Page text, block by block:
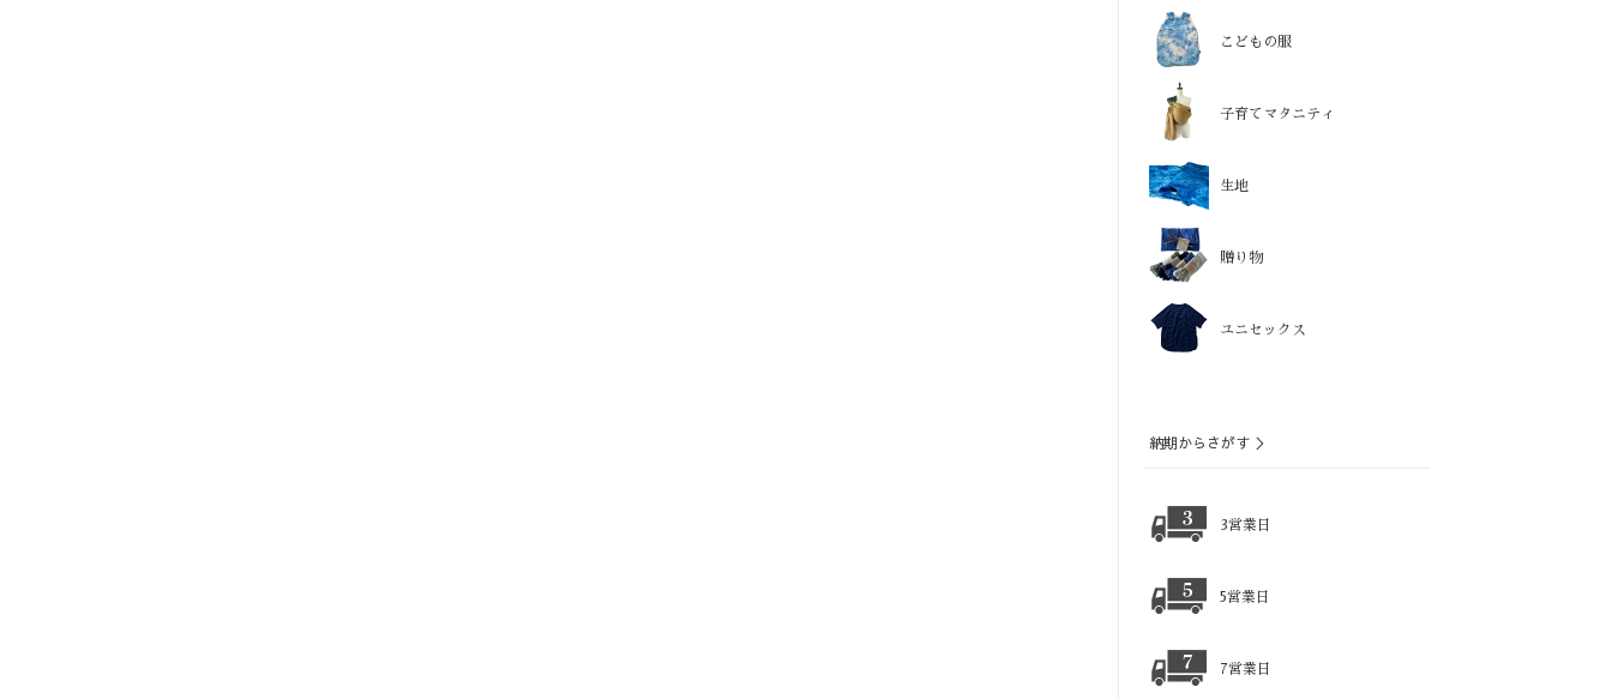
こどもの服
子育てマタニティ
生地
贈り物
ユニセックス
納期からさがす ＞
3営業日
5営業日
7営業日